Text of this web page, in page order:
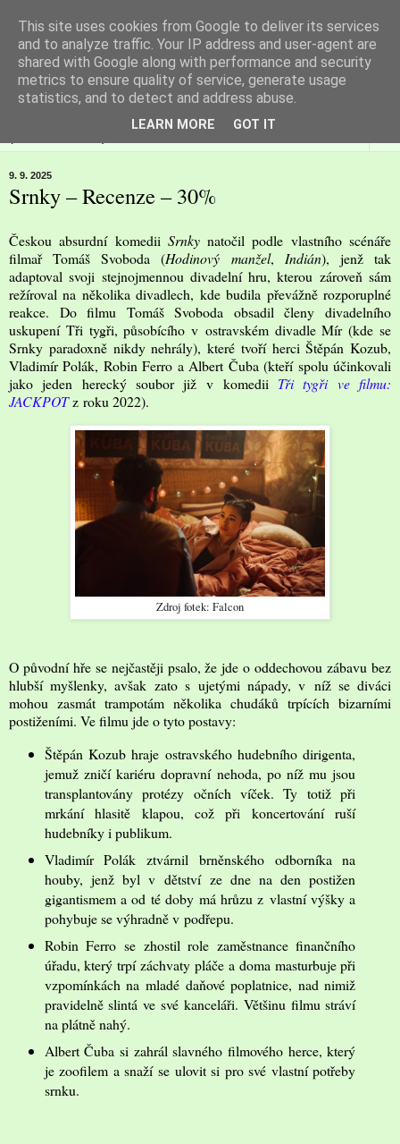
Filmspot
Recenze Honzy Vargy na filmové novinky v kinech
9. 9. 2025
Srnky – Recenze – 30%
Českou absurdní komedii Srnkynatočil podle vlastního scénáře
filmař Tomáš Svoboda (Hodinový manžel, Indián), jenž tak
adaptoval svoji stejnojmennou divadelní hru, kterou zároveň sám
režíroval na několika divadlech, kde budila převážně rozporuplné
reakce. Do filmu Tomáš Svoboda obsadil členy divadelního
uskupení Tři tygři, působícího v ostravském divadle Mír (kde se
Srnky paradoxně nikdy nehrály), které tvoří herci Štěpán Kozub,
Vladimír Polák, Robin Ferro a Albert Čuba (kteří spolu účinkovali
jako jeden herecký soubor již v komedii Tři tygři ve filmu:
JACKPOTz roku 2022).
Zdroj fotek: Falcon
O původní hře se nejčastěji psalo, že jde o oddechovou zábavu bez
hlubší myšlenky, avšak zato s ujetými nápady, v níž se diváci
mohou zasmát trampotám několika chudáků trpících bizarními
postiženími. Ve filmu jde o tyto postavy:
Štěpán Kozub hraje ostravského hudebního dirigenta,
jemuž zničí kariéru dopravní nehoda, po níž mu jsou
transplantovány protézy očních víček. Ty totiž při
mrkání hlasitě klapou, což při koncertování ruší
hudebníky i publikum.
Vladimír Polák ztvárnil brněnského odborníka na
houby, jenž byl v dětství ze dne na den postižen
gigantismem a od té doby má hrůzu z vlastní výšky a
pohybuje se výhradně v podřepu.
Robin Ferro se zhostil role zaměstnance finančního
úřadu, který trpí záchvaty pláče a doma masturbuje při
vzpomínkách na mladé daňové poplatnice, nad nimiž
pravidelně slintá ve své kanceláři. Většinu filmu stráví
na plátně nahý.
Albert Čuba si zahrál slavného filmového herce, který
je zoofilem a snaží se ulovit si pro své vlastní potřeby
srnku.
This site uses cookies from Google to deliver its services
and to analyze traffic. Your IP address and user-agent are
shared with Google along with performance and security
metrics to ensure quality of service, generate usage
statistics, and to detect and address abuse.
LEARN MORE GOT IT